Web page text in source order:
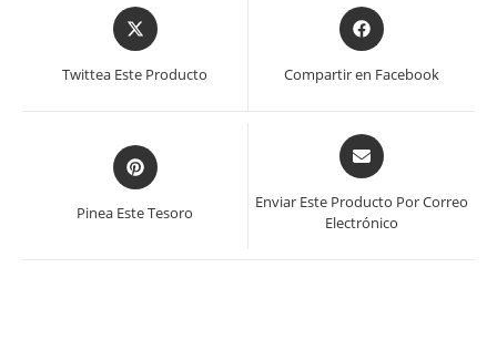
Se
abre
Twittea Este Producto
Se
abre
en
ventana
Compartir en Facebook
Se
abre
una
Pinea Este Tesoro
Se
abre
una
Enviar Este Producto Por Correo
Electrónico